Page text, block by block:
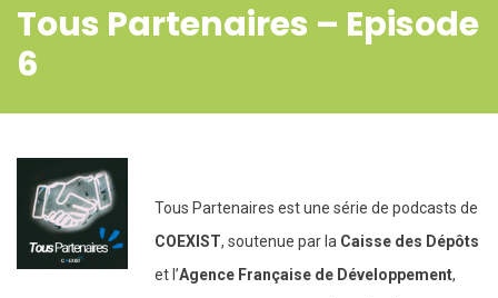
Tous Partenaires – Episode
6
Tous Partenaires est une série de podcasts de
COEXIST, soutenue par la Caisse des Dépôts
et l’Agence Française de Développement,